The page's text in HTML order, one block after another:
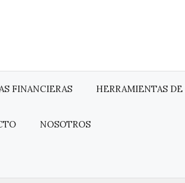
FINANCIERAS HERRAMIENTAS
NOSOTROS